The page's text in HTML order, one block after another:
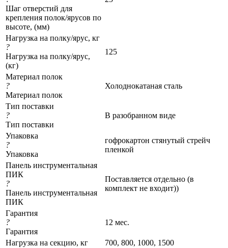
Шаг отверстий для
крепления полок/ярусов по
высоте, (мм)
Нагрузка на полку/ярус, кг
?
Нагрузка на полку/ярус,
(кг)
125
Материал полок
?
Материал полок
Холоднокатаная сталь
Тип поставки
?
Тип поставки
В разобранном виде
Упаковка
?
Упаковка
гофрокартон стянутый стрейч
пленкой
Панель инструментальная
ПИК
?
Панель инструментальная
ПИК
Поставляется отдельно (в
комплект не входит))
Гарантия
?
Гарантия
12 мес.
Нагрузка на секцию, кг 700, 800, 1000, 1500